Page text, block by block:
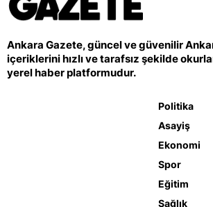
Ankara Gazete, güncel ve güvenilir
içeriklerini hızlı ve tarafsız şekilde
yerel haber platformudur.
Politika
Asayiş
Ekonomi
Spor
Eğitim
Sağlık